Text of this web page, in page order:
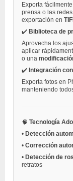
Exporta
prensa o las
exportación en
✔️ Biblioteca de
Aprovecha los
aplicar
o una
✔️ Integración
Exporta fotos en
manteniendo
🧠 Tecnología
• Detección
• Corrección
• Detección de
retratos